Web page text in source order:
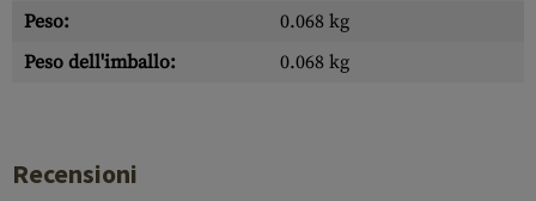
Peso:
0.068 kg
Peso dell'imballo:
0.068 kg
Recensioni